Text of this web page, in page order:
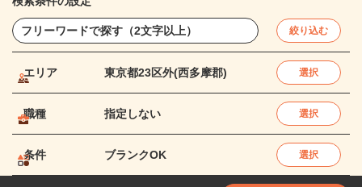
絞り込む
エリア 東京都23区外(西多摩郡) 選択
職種 指定しない 選択
条件 ブランクOK 選択